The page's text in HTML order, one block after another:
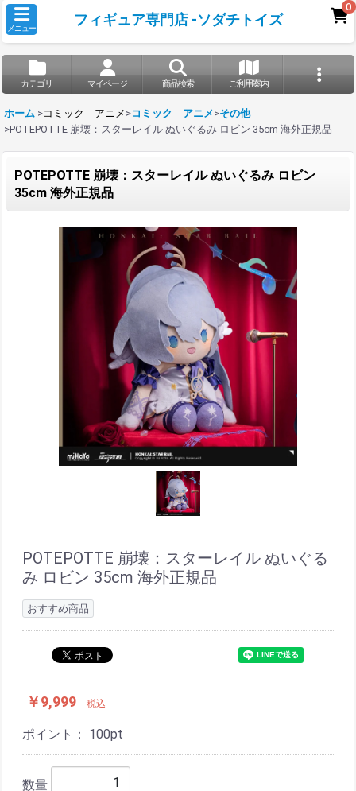
メニュー
フィギュア専門店 -ソダチトイズ
0
カテゴリ マイページ 商品検索 ご利用案内
ホーム >コミック アニメ >コミック アニメ >その他
>POTEPOTTE 崩壊：スターレイル ぬいぐるみ ロビン 35cm 海外正規品
POTEPOTTE 崩壊：スターレイル ぬいぐるみ ロビン
35cm 海外正規品
POTEPOTTE 崩壊：スターレイル ぬいぐる
み ロビン 35cm 海外正規品
おすすめ商品
￥9,999 税込
ポイント： 100pt
数量